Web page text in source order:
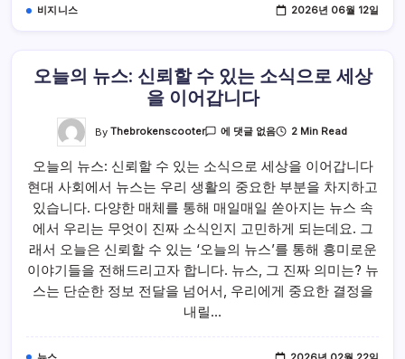
비지니스 2026년 06월 12일
오늘의 뉴스: 신뢰할 수 있는 소식으로 세상
을 이어갑니다
By Thebrokenscooter
오
뉴
스:
신
뢰
할
수
있
는
소
식
으
로
상
에 댓글 없음 2 Min Read
오늘의 뉴스: 신뢰할 수 있는 소식으로 세상을 이어갑니다
현대 사회에서 뉴스는 우리 생활의 중요한 부분을 차지하고
있습니다. 다양한 매체를 통해 매일매일 쏟아지는 뉴스 속
에서 우리는 무엇이 진짜 소식인지 고민하게 되는데요. 그
래서 오늘은 신뢰할 수 있는 ‘오늘의 뉴스’를 통해 흥미로운
이야기들을 전해드리고자 합니다. 뉴스, 그 진짜 의미는? 뉴
스는 단순한 정보 전달을 넘어서, 우리에게 중요한 결정을
내릴…